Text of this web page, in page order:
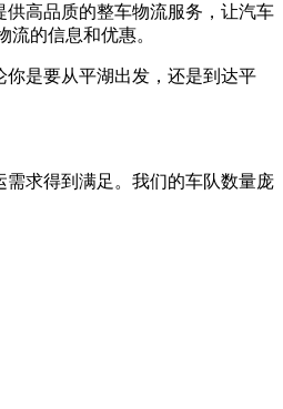
高品质的整车物流服务，让汽车
的信息和优惠。
是要从平湖出发，还是到达平
求得到满足。我们的车队数量庞